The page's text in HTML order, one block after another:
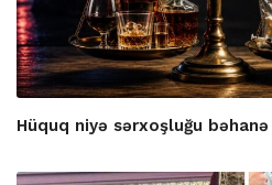
Hüquq niyə sərxoşluğu bəhanə